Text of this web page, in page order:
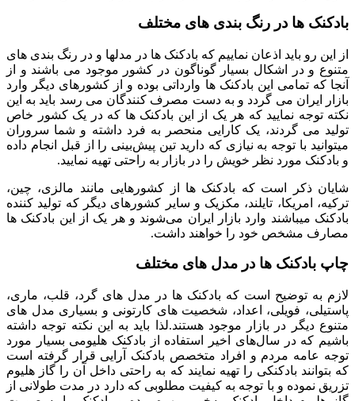
بادکنک ها در رنگ بندی های مختلف
از این رو باید اذعان نماییم که بادکنک ها در مدلها و در رنگ بندی های
متنوع و در اشکال بسیار گوناگون در کشور موجود می باشند و از
آنجا که تمامی این بادکنک ها وارداتی بوده و از کشورهای دیگر وارد
بازار ایران می گردد و به دست مصرف کنندگان می رسد باید به این
نکته توجه نمایید که هر یک از این بادکنک ها که در یک کشور خاص
تولید می گردند، یک کارایی منحصر به فرد داشته و شما سروران
میتوانید با توجه به نیازی که دارید تین پیش‌بینی را از قبل انجام داده
و بادکنک مورد نظر خویش را در بازار به راحتی تهیه نمایید.
شایان ذکر است که بادکنک ها از کشورهایی مانند مالزی، چین،
ترکیه، امریکا، تایلند، مکزیک و سایر کشورهای دیگر که تولید کننده
بادکنک میباشند وارد بازار ایران می‌شوند و هر یک از این بادکنک ها
مصارف مشخص خود را خواهند داشت.
چاپ بادکنک ها در مدل های مختلف
لازم به توضیح است که بادکنک ها در مدل های گرد، قلب، ماری،
پاستیلی، فویلی، اعداد، شخصیت های کارتونی و بسیاری مدل های
متنوع دیگر در بازار موجود هستند.لذا باید به این نکته توجه داشته
باشیم که در سال‌های اخیر استفاده از بادکنک هلیومی بسیار مورد
توجه عامه مردم و افراد متخصص بادکنک آرایی قرار گرفته است
که بتوانند بادکنکی را تهیه نمایند که به راحتی داخل آن را گاز هلیوم
تزریق نموده و با توجه به کیفیت مطلوبی که دارد در مدت طولانی از